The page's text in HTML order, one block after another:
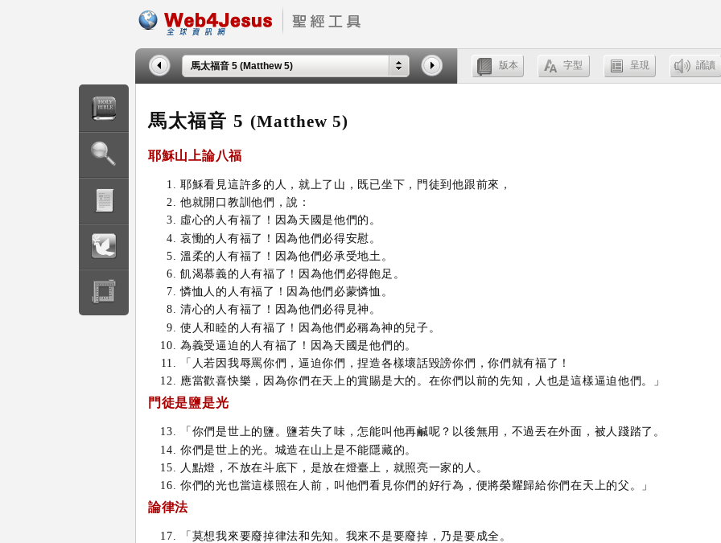
馬太福音 5 (Matthew 5)
馬太福音 5 (Matthew 5)
耶穌山上論八福
耶穌看見這許多的人，就上了山，既已坐下，門徒到他跟前來，
他就開口教訓他們，說：
虛心的人有福了！因為天國是他們的。
哀慟的人有福了！因為他們必得安慰。
溫柔的人有福了！因為他們必承受地土。
飢渴慕義的人有福了！因為他們必得飽足。
憐恤人的人有福了！因為他們必蒙憐恤。
清心的人有福了！因為他們必得見神。
使人和睦的人有福了！因為他們必稱為神的兒子。
為義受逼迫的人有福了！因為天國是他們的。
「人若因我辱罵你們，逼迫你們，捏造各樣壞話毀謗你們，你們就有福了！
應當歡喜快樂，因為你們在天上的賞賜是大的。在你們以前的先知，人也是這樣逼迫他們。」
門徒是鹽是光
「你們是世上的鹽。鹽若失了味，怎能叫他再鹹呢？以後無用，不過丟在外面，被人踐踏了。
你們是世上的光。城造在山上是不能隱藏的。
人點燈，不放在斗底下，是放在燈臺上，就照亮一家的人。
你們的光也當這樣照在人前，叫他們看見你們的好行為，便將榮耀歸給你們在天上的父。」
論律法
「莫想我來要廢掉律法和先知。我來不是要廢掉，乃是要成全。